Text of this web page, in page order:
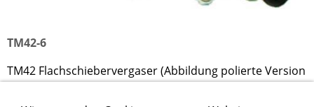
TM42-6
TM42 Flachschiebervergaser (Abbildung polierte Version
TM40-6P)